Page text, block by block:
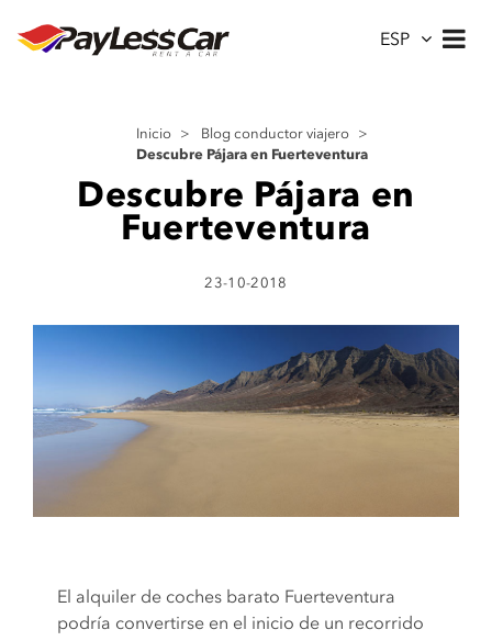
ESP
Inicio > Blog conductor viajero >
Descubre Pájara en Fuerteventura
Descubre Pájara en
Fuerteventura
23-10-2018
El alquiler de coches barato Fuerteventura
podría convertirse en el inicio de un recorrido